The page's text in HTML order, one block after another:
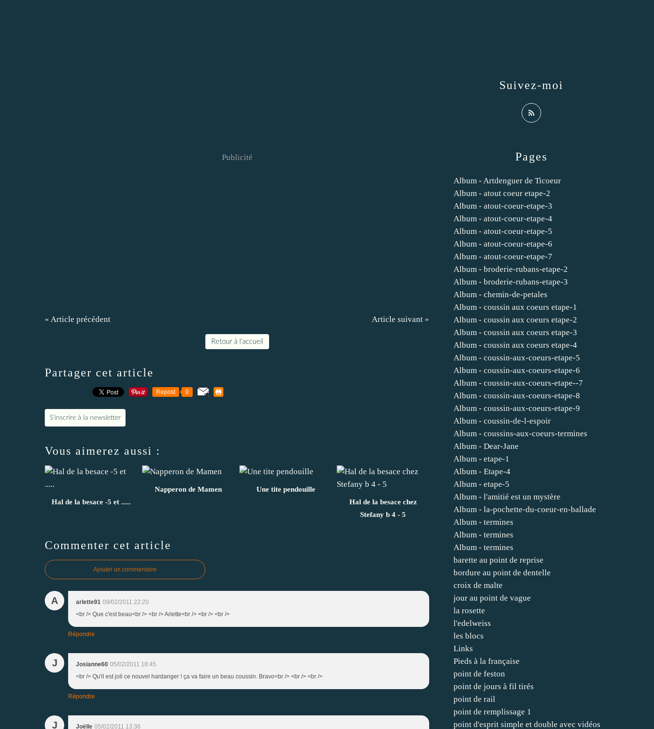
Publicité
« Article précédent Article suivant »
Retour à l'accueil
Partager cet article
Repost 0
S'inscrire à la newsletter
Vous aimerez aussi :
Hal de la besace -5 et .....
Napperon de Mamen
Une tite pendouille
Hal de la besace chez
Stefany b 4 - 5
Commenter cet article
Ajouter un commentaire
A arlette91 09/02/2011 22:20
<br /> Que c'est beau<br /> <br /> Arlette<br /> <br /> <br />
Répondre
J Josianne60 05/02/2011 18:45
<br /> Qu'il est joli ce nouvel hardanger ! ça va faire un beau coussin. Bravo<br /> <br /> <br />
Répondre
J Joëlle 05/02/2011 13:36
Pages
Album - Artdenguer de Ticoeur
Album - atout coeur etape-2
Album - atout-coeur-etape-3
Album - atout-coeur-etape-4
Album - atout-coeur-etape-5
Album - atout-coeur-etape-6
Album - atout-coeur-etape-7
Album - broderie-rubans-etape-2
Album - broderie-rubans-etape-3
Album - chemin-de-petales
Album - coussin aux coeurs etape-1
Album - coussin aux coeurs etape-2
Album - coussin aux coeurs etape-3
Album - coussin aux coeurs etape-4
Album - coussin-aux-coeurs-etape-5
Album - coussin-aux-coeurs-etape-6
Album - coussin-aux-coeurs-etape--7
Album - coussin-aux-coeurs-etape-8
Album - coussin-aux-coeurs-etape-9
Album - coussin-de-l-espoir
Album - coussins-aux-coeurs-termines
Album - Dear-Jane
Album - etape-1
Album - Etape-4
Album - etape-5
Album - l'amitié est un mystère
Album - la-pochette-du-coeur-en-ballade
Album - termines
Album - termines
Album - termines
barette au point de reprise
bordure au point de dentelle
croix de malte
jour au point de vague
la rosette
l'edelweiss
les blocs
Links
Pieds à la française
point de feston
point de jours à fil tirés
point de rail
point de remplissage 1
point d'esprit simple et double avec vidéos
Suivez-moi